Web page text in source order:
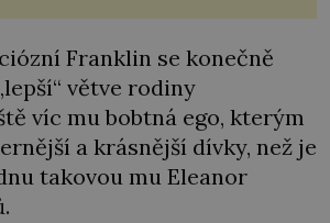
Franklin se konečně
větve rodiny
víc mu bobtná ego, kterým
a krásnější dívky, než je
takovou mu Eleanor